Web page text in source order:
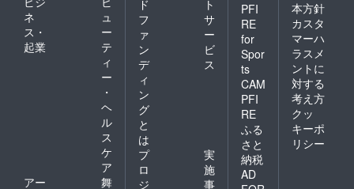
ネ
ス・
起業
ュ
ー
テ
ィ
ー
・
ヘ
ル
ス
ケ
ア
アー
舞
ド
フ
ァ
ン
デ
ィ
ン
グ
と
は
ト
サ
ー
ビ
ス
プ
ロ
ジ
実
施
事
PFI
RE
for
Spor
ts
CAM
PFI
RE
ふる
さと
納税
AD
本方針
カスタ
マーハ
ラスメ
ントに
対する
考え方
クッ
キーポ
リシー